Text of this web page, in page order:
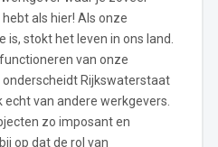
als hier! Als onze
stokt het leven in ons land.
van onze
Rijkswaterstaat
van andere werkgevers.
zo imposant en
op dat de rol van